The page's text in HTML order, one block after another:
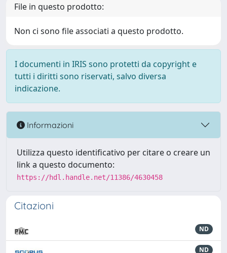
File in questo prodotto:
Non ci sono file associati a questo prodotto.
I documenti in IRIS sono protetti da copyright e
tutti i diritti sono riservati, salvo diversa
indicazione.
Informazioni
Utilizza questo identificativo per citare o creare un
link a questo documento:
https://hdl.handle.net/11386/4630458
Citazioni
ND
ND